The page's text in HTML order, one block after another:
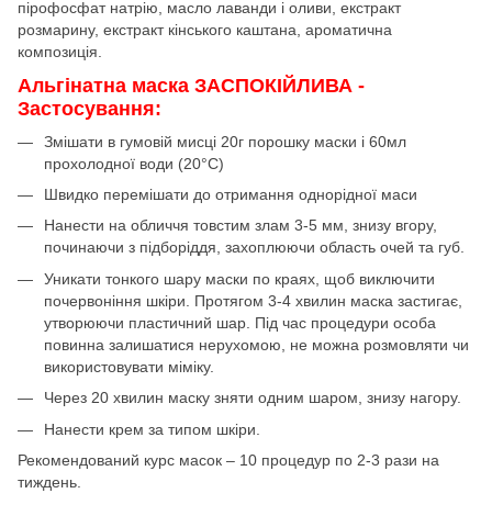
пірофосфат натрію, масло лаванди і оливи, екстракт
розмарину, екстракт кінського каштана, ароматична
композиція.
Альгінатна маска ЗАСПОКІЙЛИВА -
Застосування:
Змішати в гумовій мисці 20г порошку маски і 60мл
прохолодної води (20°C)
Швидко перемішати до отримання однорідної маси
Нанести на обличчя товстим злам 3-5 мм, знизу вгору,
починаючи з підборіддя, захоплюючи область очей та губ.
Уникати тонкого шару маски по краях, щоб виключити
почервоніння шкіри. Протягом 3-4 хвилин маска застигає,
утворюючи пластичний шар. Під час процедури особа
повинна залишатися нерухомою, не можна розмовляти чи
використовувати міміку.
Через 20 хвилин маску зняти одним шаром, знизу нагору.
Нанести крем за типом шкіри.
Рекомендований курс масок – 10 процедур по 2-3 рази на
тиждень.